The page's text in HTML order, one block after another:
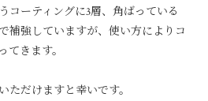
コーティングに3層、角ばっている
補強していますが、使い方によりコ
てきます。
ただけますと幸いです。